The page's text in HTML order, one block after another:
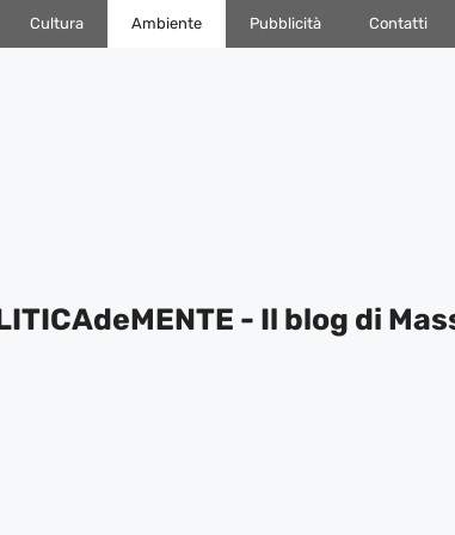
Cultura Ambiente Pubblicità Contatti
- Il blog di